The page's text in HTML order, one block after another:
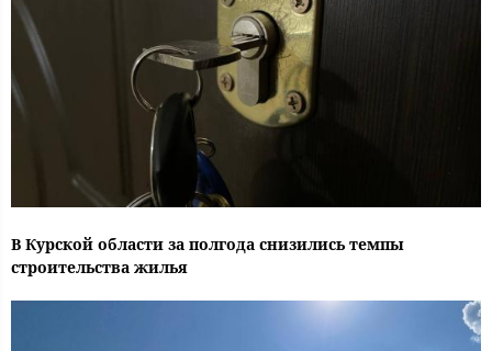
В Курской области за полгода снизились темпы
строительства жилья